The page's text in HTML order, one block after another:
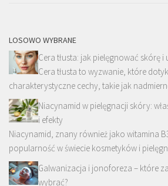
LOSOWO WYBRANE
Cera tłusta: jak pielęgnować skórę i
Cera tłusta to wyzwanie, które
charakterystyczne cechy, takie jak
Niacynamid w pielęgnacji skóry:
i efekty
Niacynamid, znany również jako witamina
popularność w świecie kosmetyków i
Galwanizacja i jonoforeza – które
wybrać?